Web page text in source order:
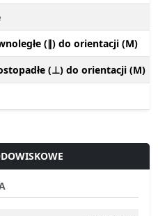
(∥) do orientacji (M)
(⊥) do orientacji (M)